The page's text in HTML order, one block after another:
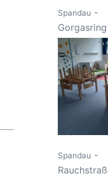
Spandau -
Gorgasring
Spandau -